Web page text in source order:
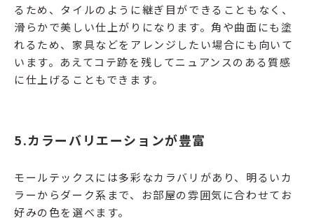
るため、タイルのように継ぎ目ができることもなく、
滑らかで美しい仕上がりになります。角や曲面にも塗
れるため、家具などをアレンジしたい場合にも向いて
います。あえてコテ跡を残してニュアンスのある質感
に仕上げることもできます。
5.カラーバリエーショ ンが豊富
モールテックスには多彩なカラバリがあり、明るいカ
ラーからダーク系まで、お部屋の雰囲気に合わせてお
好みの色を選べます。